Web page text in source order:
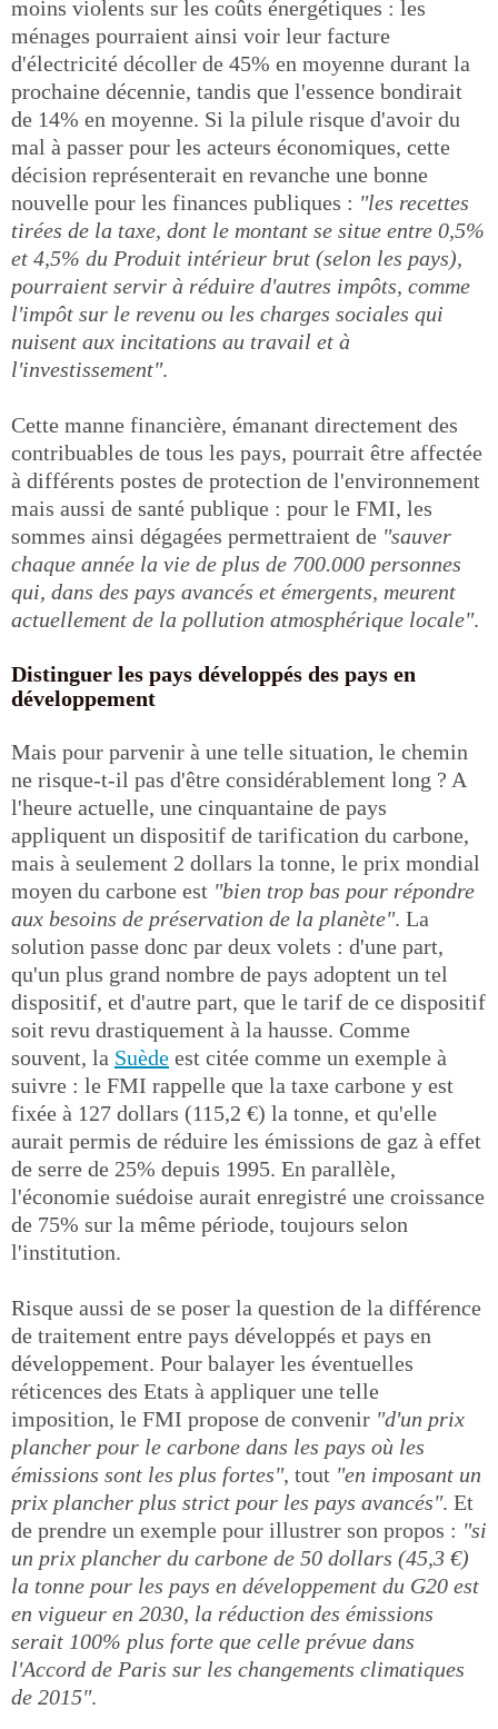
moins violents sur les coûts énergétiques : les
ménages pourraient ainsi voir leur facture
d'électricité décoller de 45% en moyenne durant la
prochaine décennie, tandis que l'essence bondirait
de 14% en moyenne. Si la pilule risque d'avoir du
mal à passer pour les acteurs économiques, cette
décision représenterait en revanche une bonne
nouvelle pour les finances publiques : "les recettes
tirées de la taxe, dont le montant se situe entre 0,5%
et 4,5% du Produit intérieur brut (selon les pays),
pourraient servir à réduire d'autres impôts, comme
l'impôt sur le revenu ou les charges sociales qui
nuisent aux incitations au travail et à
l'investissement".
Cette manne financière, émanant directement des
contribuables de tous les pays, pourrait être affectée
à différents postes de protection de l'environnement
mais aussi de santé publique : pour le FMI, les
sommes ainsi dégagées permettraient de "sauver
chaque année la vie de plus de 700.000 personnes
qui, dans des pays avancés et émergents, meurent
actuellement de la pollution atmosphérique locale".
Distinguer les pays développés des pays en
développement
Mais pour parvenir à une telle situation, le chemin
ne risque-t-il pas d'être considérablement long ? A
l'heure actuelle, une cinquantaine de pays
appliquent un dispositif de tarification du carbone,
mais à seulement 2 dollars la tonne, le prix mondial
moyen du carbone est "bien trop bas pour répondre
aux besoins de préservation de la planète". La
solution passe donc par deux volets : d'une part,
qu'un plus grand nombre de pays adoptent un tel
dispositif, et d'autre part, que le tarif de ce dispositif
soit revu drastiquement à la hausse. Comme
souvent, la Suède est citée comme un exemple à
suivre : le FMI rappelle que la taxe carbone y est
fixée à 127 dollars (115,2 €) la tonne, et qu'elle
aurait permis de réduire les émissions de gaz à effet
de serre de 25% depuis 1995. En parallèle,
l'économie suédoise aurait enregistré une croissance
de 75% sur la même période, toujours selon
l'institution.
Risque aussi de se poser la question de la différence
de traitement entre pays développés et pays en
développement. Pour balayer les éventuelles
réticences des Etats à appliquer une telle
imposition, le FMI propose de convenir "d'un prix
plancher pour le carbone dans les pays où les
émissions sont les plus fortes", tout "en imposant un
prix plancher plus strict pour les pays avancés". Et
de prendre un exemple pour illustrer son propos : "si
un prix plancher du carbone de 50 dollars (45,3 €)
la tonne pour les pays en développement du G20 est
en vigueur en 2030, la réduction des émissions
serait 100% plus forte que celle prévue dans
l'Accord de Paris sur les changements climatiques
de 2015".